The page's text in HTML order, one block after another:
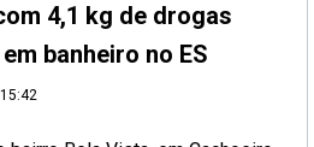
4,1 kg de drogas
banheiro no ES